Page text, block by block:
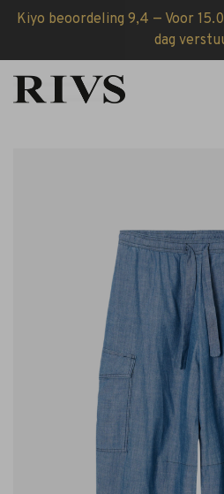
Kiyo beoordeling 9,4 — Voor
dag